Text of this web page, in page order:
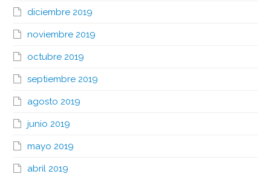
diciembre 2019
noviembre 2019
octubre 2019
septiembre 2019
agosto 2019
junio 2019
mayo 2019
abril 2019